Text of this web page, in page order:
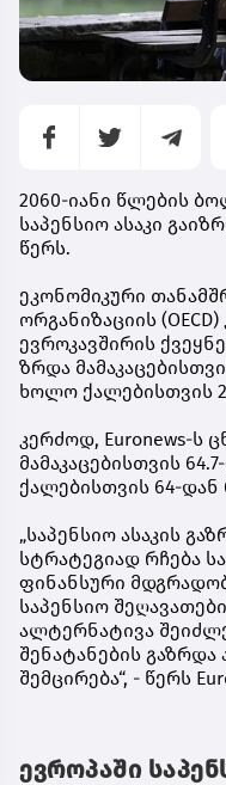
2060-იანი წლების
საპენსიო ასაკი
წერს.
ეკონომიკური
ორგანიზაციის
ევროკავშირის
ზრდა
ხოლო ქალებისთვის
კერძოდ, Euronews-ს
მამაკაცებისთვის
ქალებისთვის 64-
„საპენსიო ასაკის
სტრატეგიად რჩება
ფინანსური
საპენსიო
ალტერნატივა
შენატანების გაზრდა
შემცირება“, - წერს
ევროპაში